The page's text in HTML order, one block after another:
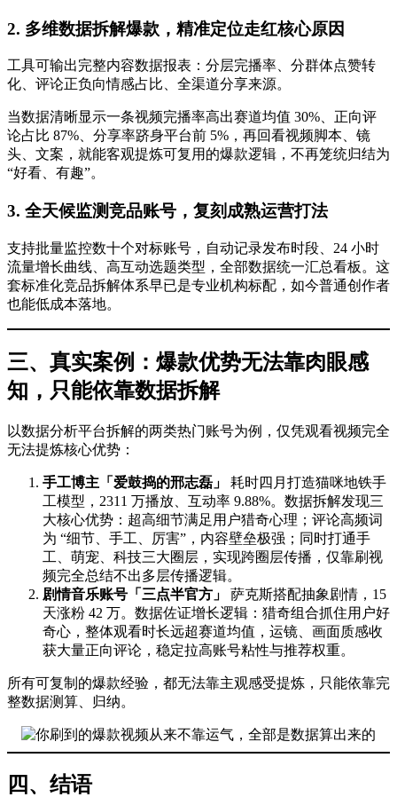
2. 多维数据拆解爆款，精准定位走红核心原因
工具可输出完整内容数据报表：分层完播率、分群体点赞转
化、评论正负向情感占比、全渠道分享来源。
当数据清晰显示一条视频完播率高出赛道均值 30%、正向评
论占比 87%、分享率跻身平台前 5%，再回看视频脚本、镜
头、文案，就能客观提炼可复用的爆款逻辑，不再笼统归结为
“好看、有趣”。
3. 全天候监测竞品账号，复刻成熟运营打法
支持批量监控数十个对标账号，自动记录发布时段、24 小时
流量增长曲线、高互动选题类型，全部数据统一汇总看板。这
套标准化竞品拆解体系早已是专业机构标配，如今普通创作者
也能低成本落地。
三、真实案例：爆款优势无法靠肉眼感
知，只能依靠数据拆解
以数据分析平台拆解的两类热门账号为例，仅凭观看视频完全
无法提炼核心优势：
手工博主「爱鼓捣的邢志磊」
耗时四月打造猫咪地铁手
工模型，2311 万播放、互动率 9.88%。数据拆解发现三
大核心优势：超高细节满足用户猎奇心理；评论高频词
为 “细节、手工、厉害”，内容壁垒极强；同时打通手
工、萌宠、科技三大圈层，实现跨圈层传播，仅靠刷视
频完全总结不出多层传播逻辑。
剧情音乐账号「三点半官方」
萨克斯搭配抽象剧情，15
天涨粉 42 万。数据佐证增长逻辑：猎奇组合抓住用户好
奇心，整体观看时长远超赛道均值，运镜、画面质感收
获大量正向评论，稳定拉高账号粘性与推荐权重。
所有可复制的爆款经验，都无法靠主观感受提炼，只能依靠完
整数据测算、归纳。
四、结语